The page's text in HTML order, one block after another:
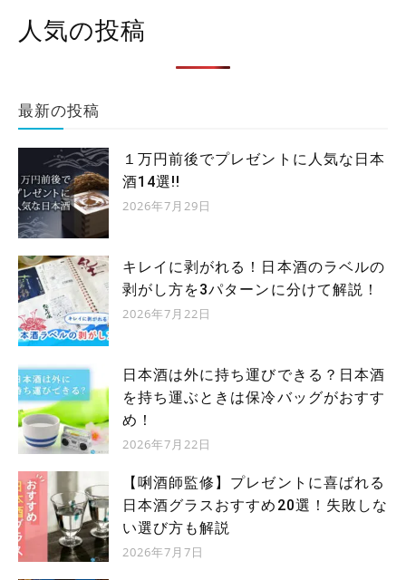
人気の投稿
最新の投稿
１万円前後でプレゼントに人気な日本
酒14選!!
2026年7月29日
キレイに剥がれる！日本酒のラベルの
剥がし方を3パターンに分けて解説！
2026年7月22日
日本酒は外に持ち運びできる？日本酒
を持ち運ぶときは保冷バッグがおすす
め！
2026年7月22日
【唎酒師監修】プレゼントに喜ばれる
日本酒グラスおすすめ20選！失敗しな
い選び方も解説
2026年7月7日